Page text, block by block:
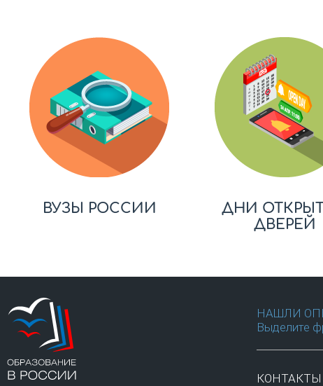
ВУЗЫ РОССИИ
ДНИ
ДВЕРЕЙ
НАШЛИ
Выделите
КОНТАКТЫ